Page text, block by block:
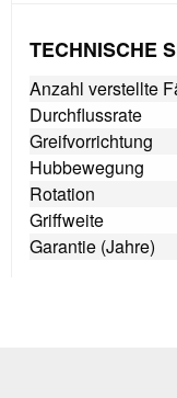
TECHNISCHE
Anzahl verstellte
Durchflussrate
Greifvorrichtung
Hubbewegung
Rotation
Griffweite
Garantie (Jahre)